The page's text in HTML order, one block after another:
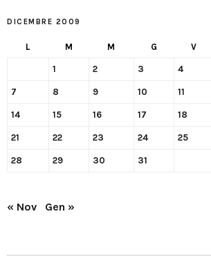
DICEMBRE 2009
L M M G V
1 2 3 4
7 8 9 10 11
14 15 16 17 18
21 22 23 24 25
28 29 30 31
« Nov Gen »